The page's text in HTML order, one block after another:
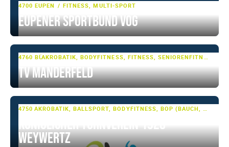
4700 EUPEN FITNESS, MULTI-SPORT
Eupener Sportbund VoG
4760 BÜLLINGEN
TV Manderfeld
4750 WEYWERTZ
Königlicher Turnverein 1928
Weywertz